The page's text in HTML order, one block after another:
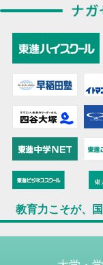
教育力こそが、国